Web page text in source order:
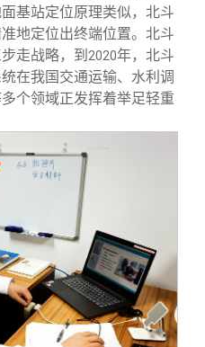
基站定位原理类似，北斗
地定位出终端位置。北斗
走战略，到 2020年，北斗
在我国交通运输、水利调
个领域正发挥着举足轻重